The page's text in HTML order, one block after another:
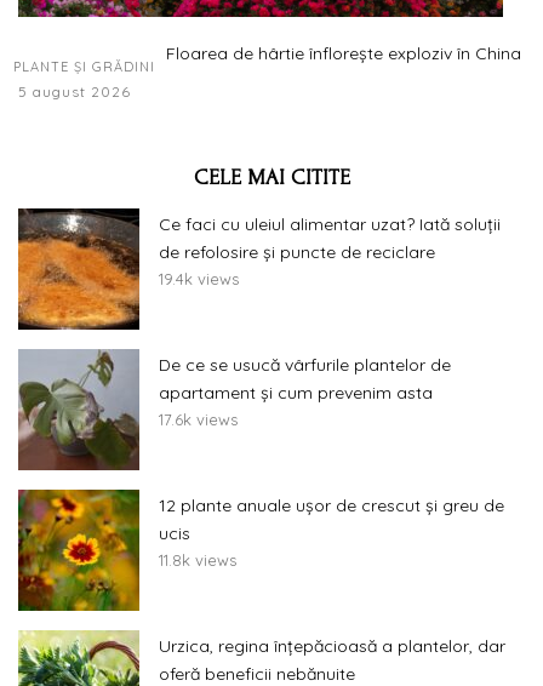
PLANTE ȘI GRĂDINI
Floarea de hârtie înflorește exploziv în China
5 august 2026
CELE MAI CITITE
Ce faci cu uleiul alimentar uzat? Iată soluții
de refolosire și puncte de reciclare
19.4k views
De ce se usucă vârfurile plantelor de
apartament și cum prevenim asta
17.6k views
12 plante anuale ușor de crescut și greu de
ucis
11.8k views
Urzica, regina înțepăcioasă a plantelor, dar
oferă beneficii nebănuite